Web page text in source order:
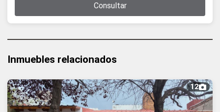
Consultar
Inmuebles relacionados
12